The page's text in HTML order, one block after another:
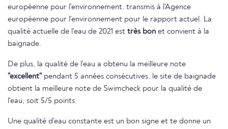
européenne pour l'environnement. transmis à l'Agence
européenne pour l'environnement pour le rapport actuel. La
qualité actuelle de l'eau de 2021 est très bon et convient à la
baignade.
De plus, la qualité de l'eau a obtenu la meilleure note
"excellent" pendant 5 années consécutives. le site de baignade
obtient la meilleure note de Swimcheck pour la qualité de
l'eau, soit 5/5 points.
Une qualité d'eau constante est un bon signe et te donne un